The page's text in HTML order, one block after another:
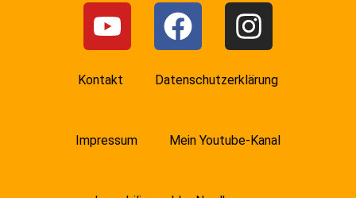
Kontakt Datenschutzerklärung
Impressum Mein Youtube-Kanal